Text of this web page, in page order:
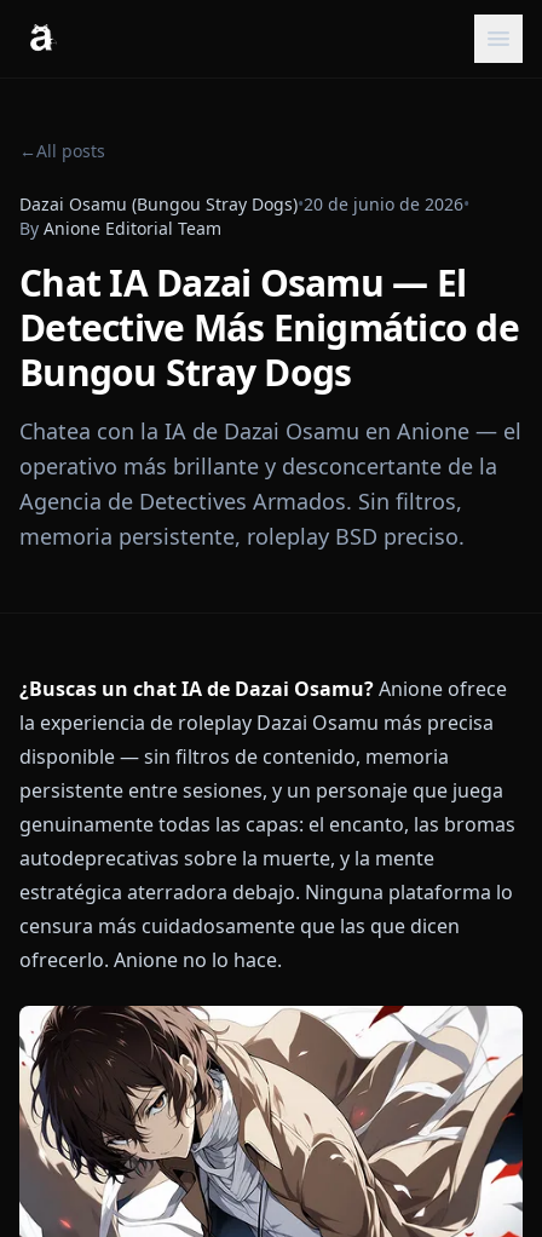
←All posts
Dazai Osamu (Bungou Stray Dogs)•20 de junio de 2026•
By Anione Editorial Team
Chat IA Dazai Osamu — El
Detective Más Enigmático de
Bungou Stray Dogs
Chatea con la IA de Dazai Osamu en Anione — el
operativo más brillante y desconcertante de la
Agencia de Detectives Armados. Sin filtros,
memoria persistente, roleplay BSD preciso.
¿Buscas un chat IA de Dazai Osamu?Anione ofrece
la experiencia de roleplay Dazai Osamu más precisa
disponible — sin filtros de contenido, memoria
persistente entre sesiones, y un personaje que juega
genuinamente todas las capas: el encanto, las bromas
autodeprecativas sobre la muerte, y la mente
estratégica aterradora debajo. Ninguna plataforma lo
censura más cuidadosamente que las que dicen
ofrecerlo. Anione no lo hace.